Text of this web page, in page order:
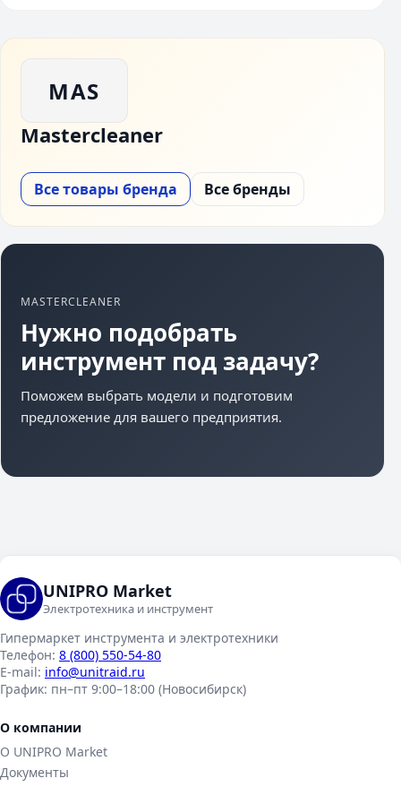
MAS
Mastercleaner
Все товары бренда Все бренды
MASTERCLEANER
Нужно подобрать
инструмент под задачу?
Поможем выбрать модели и подготовим
предложение для вашего предприятия.
UNIPRO Market
Электротехника и инструмент
Гипермаркет инструмента и электротехники
Телефон: 8 (800) 550-54-80
E-mail: info@unitraid.ru
График: пн–пт 9:00–18:00 (Новосибирск)
О компании
О UNIPRO Market
Документы